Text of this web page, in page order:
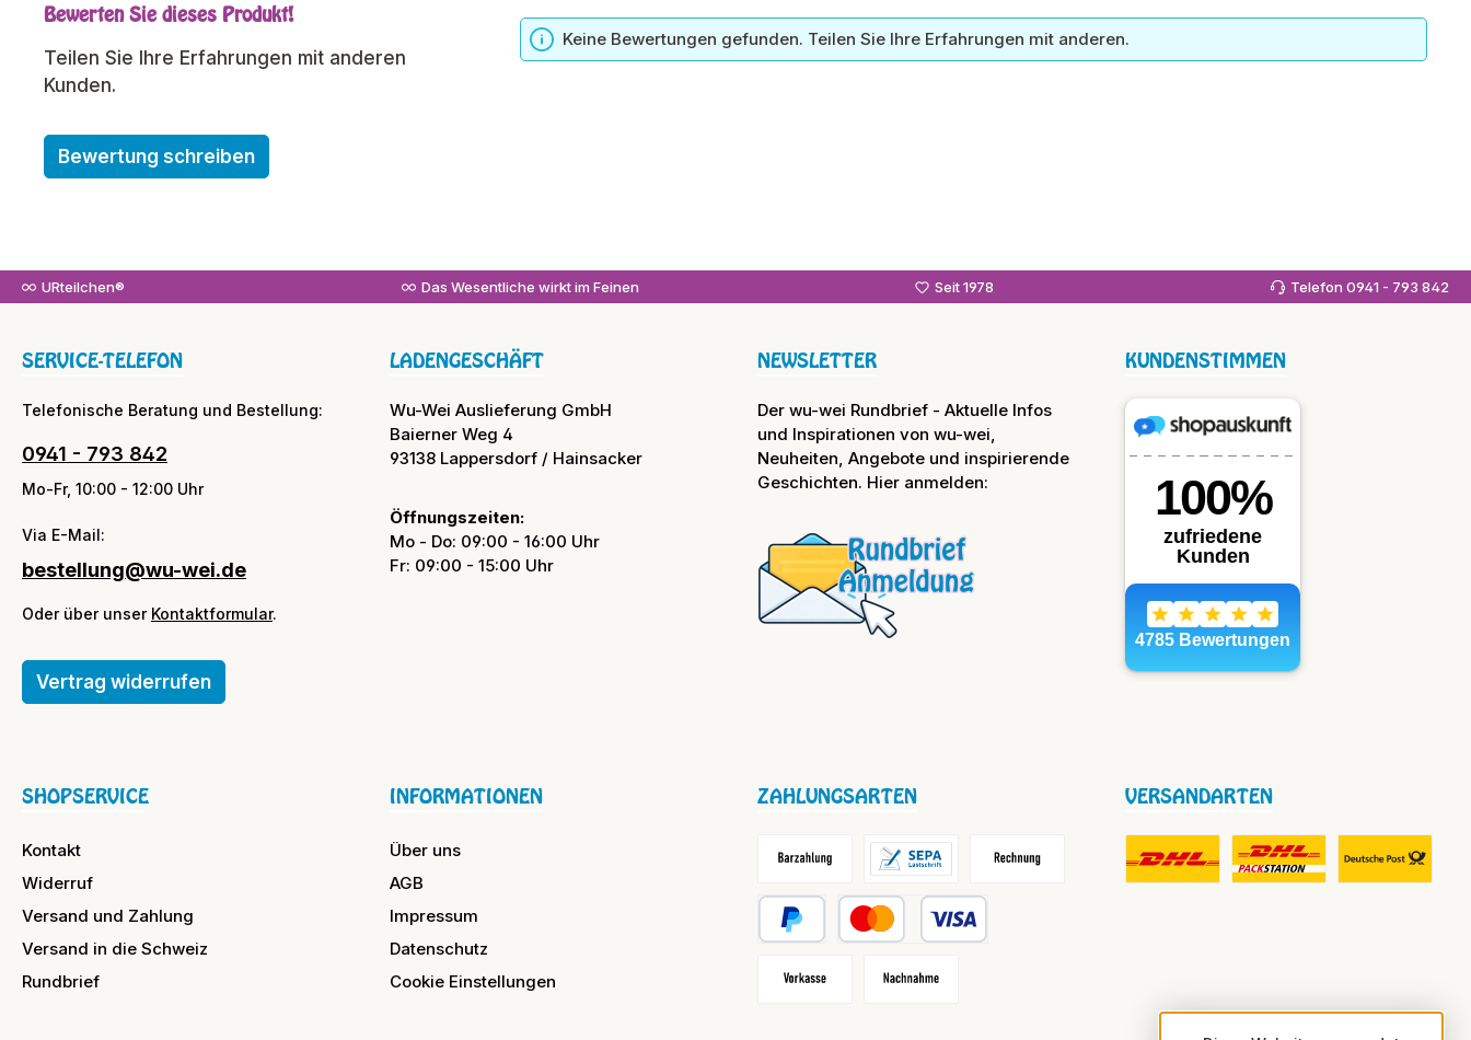
Durchschnittliche Bewertung von 0 von 5 Sternen
Bewerten Sie dieses Produkt!
Teilen Sie Ihre Erfahrungen mit anderen
Kunden.
Bewertung schreiben
Keine Bewertungen gefunden. Teilen Sie Ihre Erfahrungen mit anderen.
URteilchen® Das Wesentliche wirkt im Feinen Seit 1978 Telefon 0941 - 793 842
SERVICE-TELEFON
Telefonische Beratung und Bestellung:
0941 - 793 842
Mo-Fr, 10:00 - 12:00 Uhr
Via E-Mail:
bestellung@wu-wei.de
Oder über unser Kontaktformular.
Vertrag widerrufen
SHOPSERVICE
Kontakt
Widerruf
Versand und Zahlung
Versand in die Schweiz
Rundbrief
INFORMATIONEN
Über uns
AGB
Impressum
Datenschutz
Cookie Einstellungen
NEWSLETTER
Der wu-wei Rundbrief - Aktuelle Infos
und Inspirationen von wu-wei,
Neuheiten, Angebote und inspirierende
Geschichten. Hier anmelden:
KUNDENSTIMMEN
LADENGESCHÄFT
Wu-Wei Auslieferung GmbH
Baierner Weg 4
93138 Lappersdorf / Hainsacker
Öffnungszeiten:
Mo - Do: 09:00 - 16:00 Uhr
Fr: 09:00 - 15:00 Uhr
ZAHLUNGSARTEN
Lastschrift Rechnung
Barzahlung / Versandkostenfrei
VERSANDARTEN